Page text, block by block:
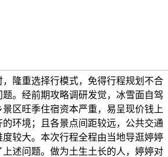
隆重选择行模式，免得行程规划不合
。经前期攻略调研发觉，冰雪面自驾
区旺季住宿资本严重，易呈现价钱上
环境；且各景点间距较远，公共交通
较大。本次行程全程由当地导逛婷婷
述问题。做为土生土长的人，婷婷对